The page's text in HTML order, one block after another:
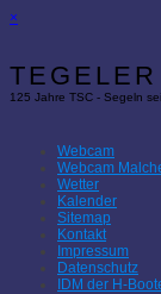
×
125 Jahre TSC - Segeln
Webcam
Webcam
Wetter
Kalender
Sitemap
Kontakt
Impressum
Datenschutz
IDM der H-